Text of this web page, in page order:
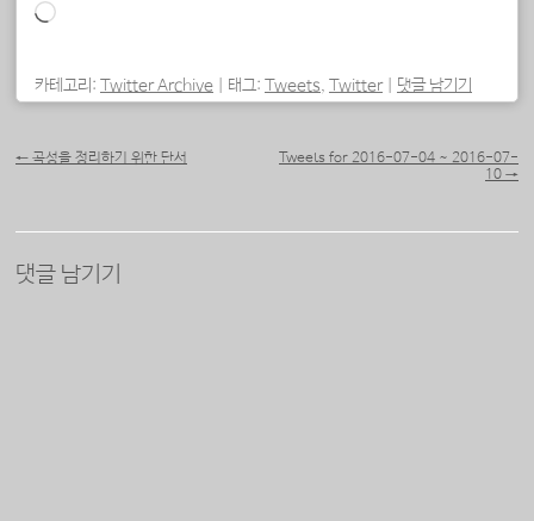
로
중...
카테고리: Twitter Archive 태그: Tweets, Twitter 댓글 남기기
← 곡성을 정리하기 위한 단서
Tweets for 2016-07-04 ~ 2016-07-
10 →
댓글 남기기